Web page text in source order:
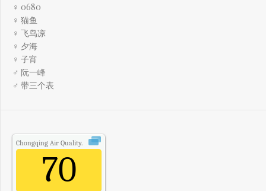
♀ 0680
♀ 猫鱼
♀ 飞鸟凉
♀ 夕海
♀ 子宵
♂ 阮一峰
♂ 带三个表
Chongqing Air Quality.
70